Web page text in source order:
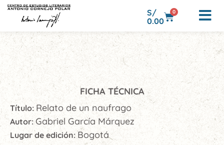
S/
0.00
0
FICHA TÉCNICA
Título: Relato de un naufrago
Autor: Gabriel García Márquez
Lugar de edición: Bogotá